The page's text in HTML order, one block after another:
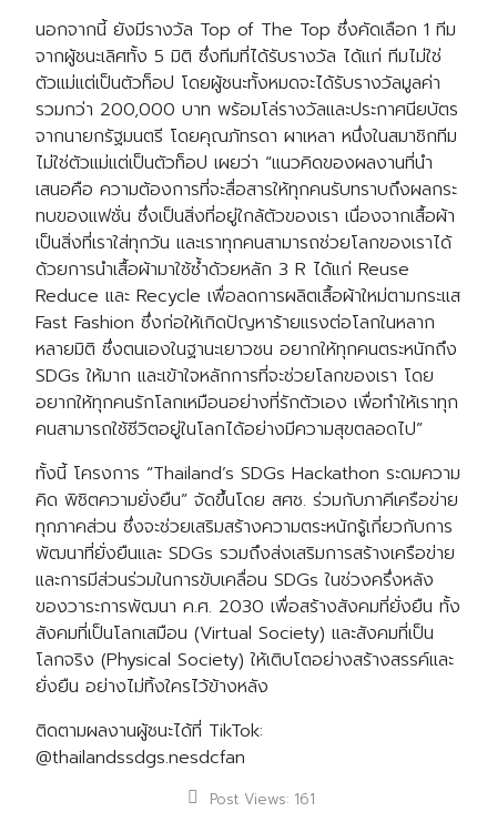
นอกจากนี้ ยังมีรางวัล Top of The Top ซึ่งคัดเลือก 1 ทีม
จากผู้ชนะเลิศทั้ง 5 มิติ ซึ่งทีมที่ได้รับรางวัล ได้แก่ ทีมไม่ใช่
ตัวแม่แต่เป็นตัวท็อป โดยผู้ชนะทั้งหมดจะได้รับรางวัลมูลค่า
รวมกว่า 200,000 บาท พร้อมโล่รางวัลและประกาศนียบัตร
จากนายกรัฐมนตรี โดยคุณภัทรดา ผาเหลา หนึ่งในสมาชิกทีม
ไม่ใช่ตัวแม่แต่เป็นตัวท็อป เผยว่า “แนวคิดของผลงานที่นำ
เสนอคือ ความต้องการที่จะสื่อสารให้ทุกคนรับทราบถึงผลกระ
ทบของแฟชั่น ซึ่งเป็นสิ่งที่อยู่ใกล้ตัวของเรา เนื่องจากเสื้อผ้า
เป็นสิ่งที่เราใส่ทุกวัน และเราทุกคนสามารถช่วยโลกของเราได้
ด้วยการนำเสื้อผ้ามาใช้ซ้ำด้วยหลัก 3 R ได้แก่ Reuse
Reduce และ Recycle เพื่อลดการผลิตเสื้อผ้าใหม่ตามกระแส
Fast Fashion ซึ่งก่อให้เกิดปัญหาร้ายแรงต่อโลกในหลาก
หลายมิติ ซึ่งตนเองในฐานะเยาวชน อยากให้ทุกคนตระหนักถึง
SDGs ให้มาก และเข้าใจหลักการที่จะช่วยโลกของเรา โดย
อยากให้ทุกคนรักโลกเหมือนอย่างที่รักตัวเอง เพื่อทำให้เราทุก
คนสามารถใช้ชีวิตอยู่ในโลกได้อย่างมีความสุขตลอดไป”
ทั้งนี้ โครงการ “Thailand’s SDGs Hackathon ระดมความ
คิด พิชิตความยั่งยืน” จัดขึ้นโดย สศช. ร่วมกับภาคีเครือข่าย
ทุกภาคส่วน ซึ่งจะช่วยเสริมสร้างความตระหนักรู้เกี่ยวกับการ
พัฒนาที่ยั่งยืนและ SDGs รวมถึงส่งเสริมการสร้างเครือข่าย
และการมีส่วนร่วมในการขับเคลื่อน SDGs ในช่วงครึ่งหลัง
ของวาระการพัฒนา ค.ศ. 2030 เพื่อสร้างสังคมที่ยั่งยืน ทั้ง
สังคมที่เป็นโลกเสมือน (Virtual Society) และสังคมที่เป็น
โลกจริง (Physical Society) ให้เติบโตอย่างสร้างสรรค์และ
ยั่งยืน อย่างไม่ทิ้งใครไว้ข้างหลัง
ติดตามผลงานผู้ชนะได้ที่ TikTok:
@thailandssdgs.nesdcfan
Post Views: 161